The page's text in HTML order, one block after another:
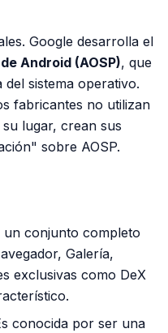
Google desarrolla el
Android (AOSP), que
sistema operativo.
fabricantes no utilizan
lugar, crean sus
sobre AOSP.
un conjunto completo
Galería,
exclusivas como DeX
conocida por ser una